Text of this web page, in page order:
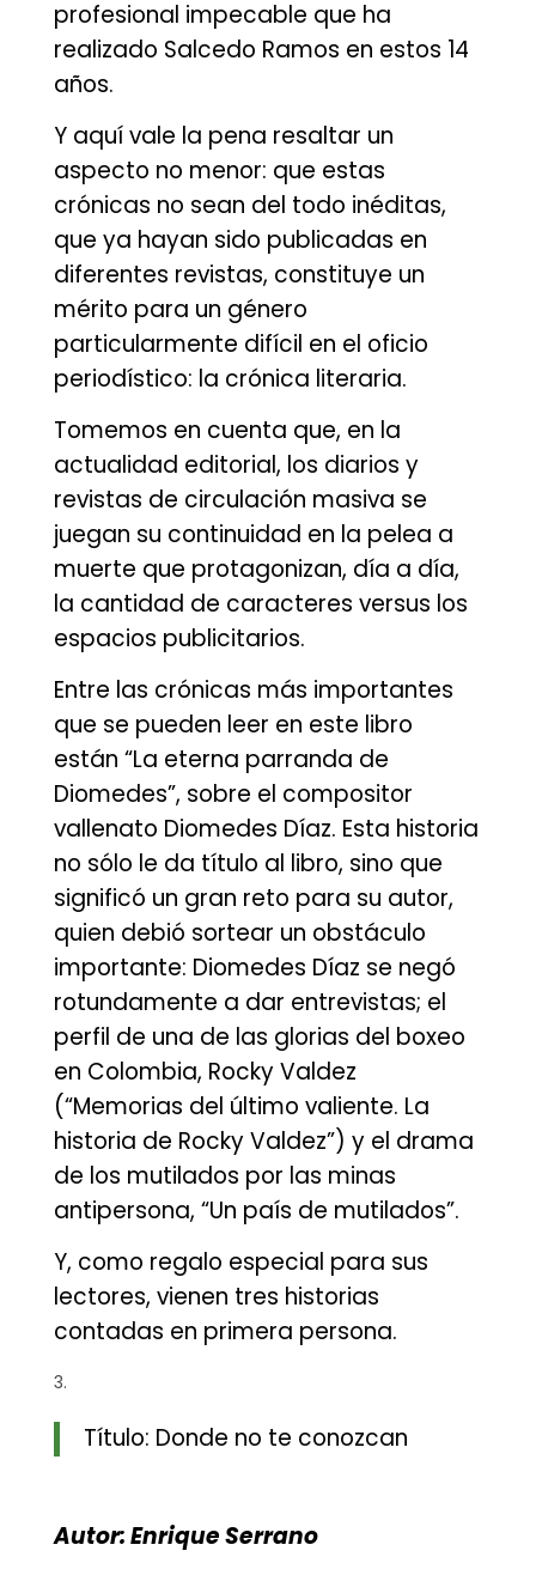
profesional impecable que ha
realizado Salcedo Ramos en estos 14
años.
Y aquí vale la pena resaltar un
aspecto no menor: que estas
crónicas no sean del todo inéditas,
que ya hayan sido publicadas en
diferentes revistas, constituye un
mérito para un género
particularmente difícil en el oficio
periodístico: la crónica literaria.
Tomemos en cuenta que, en la
actualidad editorial, los diarios y
revistas de circulación masiva se
juegan su continuidad en la pelea a
muerte que protagonizan, día a día,
la cantidad de caracteres versus los
espacios publicitarios.
Entre las crónicas más importantes
que se pueden leer en este libro
están “La eterna parranda de
Diomedes”, sobre el compositor
vallenato Diomedes Díaz. Esta historia
no sólo le da título al libro, sino que
significó un gran reto para su autor,
quien debió sortear un obstáculo
importante: Diomedes Díaz se negó
rotundamente a dar entrevistas; el
perfil de una de las glorias del boxeo
en Colombia, Rocky Valdez
(“Memorias del último valiente. La
historia de Rocky Valdez”) y el drama
de los mutilados por las minas
antipersona, “Un país de mutilados”.
Y, como regalo especial para sus
lectores, vienen tres historias
contadas en primera persona.
Título: Donde no te conozcan
Autor: Enrique Serrano